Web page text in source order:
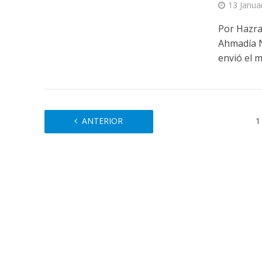
13
Por
Ahmadía
envió el
ANTERIOR 1